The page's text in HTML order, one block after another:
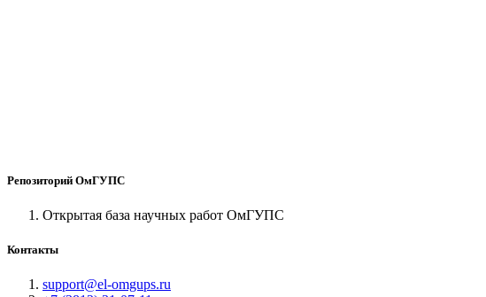
Репозиторий ОмГУПС
Открытая база научных работ ОмГУПС
Контакты
support@el-omgups.ru